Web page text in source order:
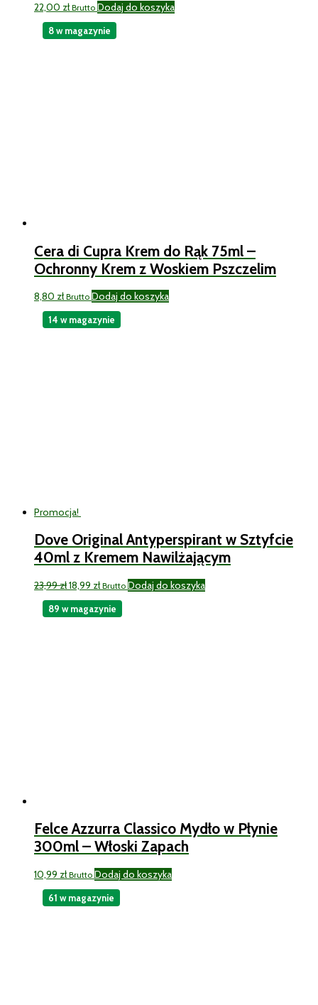
22,00 zł Brutto Dodaj do koszyka
Cera di Cupra Krem do Rąk 75ml –
Ochronny Krem z Woskiem Pszczelim
8,80 zł Brutto Dodaj do koszyka
8 w magazynie
Promocja!
Dove Original Antyperspirant w Sztyfcie
40ml z Kremem Nawilżającym
23,99złPierwotna
cena
wynosiła:
18,99 złAktualna
cena
wynosi:
Brutto Dodaj do koszyka
14 w magazynie
Felce Azzurra Classico Mydło w Płynie
300ml – Włoski Zapach
10,99 zł Brutto Dodaj do koszyka
89 w magazynie
61 w magazynie